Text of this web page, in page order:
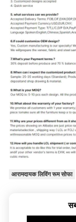
आरामदायक लिविंग रूम सोफा